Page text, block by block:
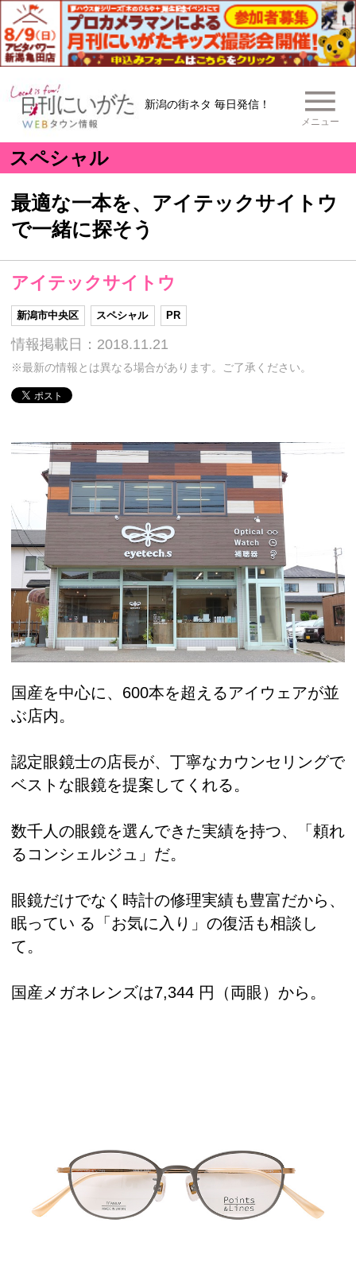
新潟の街ネタ 毎日発信！
メニュー
スペシャル
最適な一本を、アイテックサイトウ
で一緒に探そう
アイテックサイトウ
新潟市中央区 スペシャル PR
情報掲載日：2018.11.21
※最新の情報とは異なる場合があります。ご了承ください。
国産を中心に、600本を超えるアイウェアが並
ぶ店内。
認定眼鏡士の店長が、丁寧なカウンセリングで
ベストな眼鏡を提案してくれる。
数千人の眼鏡を選んできた実績を持つ、「頼れ
るコンシェルジュ」だ。
眼鏡だけでなく時計の修理実績も豊富だから、
眠ってい る「お気に入り」の復活も相談し
て。
国産メガネレンズは7,344 円（両眼）から。